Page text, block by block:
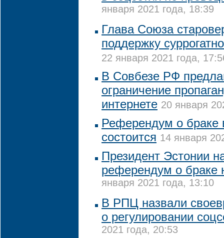
января 2021 года, 18:39
Глава Союза
поддержку
22 января 2021 года,
В Совбезе РФ
ограничение
интернете 20 января
Референдум о браке
состоится 14 января
Президент Эстонии
референдум о браке
января 2021 года, 13:10
В РПЦ назвали
о регулировании
2021 года, 20:53